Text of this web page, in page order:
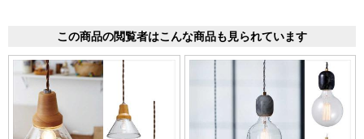
この商品の閲覧者はこんな商品も見られています